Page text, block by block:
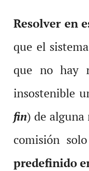
Resolver en
que el
que no hay
insostenible
fin) de alguna
comisión
predefinido